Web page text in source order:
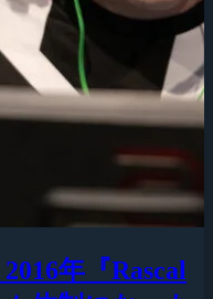
年『Rascal